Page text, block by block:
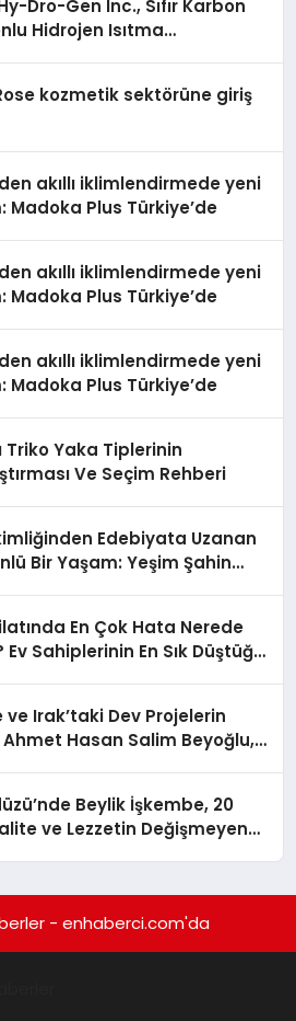
Dro-Gen Inc., Sıfır Karbon
Hidrojen Isıtma
kozmetik sektörüne giriş
akıllı iklimlendirmede yeni
Madoka Plus Türkiye’de
akıllı iklimlendirmede yeni
Madoka Plus Türkiye’de
akıllı iklimlendirmede yeni
Madoka Plus Türkiye’de
Triko Yaka Tiplerinin
Ve Seçim Rehberi
Edebiyata Uzanan
Bir Yaşam: Yeşim Şahin
En Çok Hata Nerede
Ev Sahiplerinin En Sık Düştüğü
ve Irak’taki Dev Projelerin
Ahmet Hasan Salim Beyoğlu,
GeçirecekBeylik İşkembe, 20
ve Lezzetin Değişmeyen
- enhaberci.com'da